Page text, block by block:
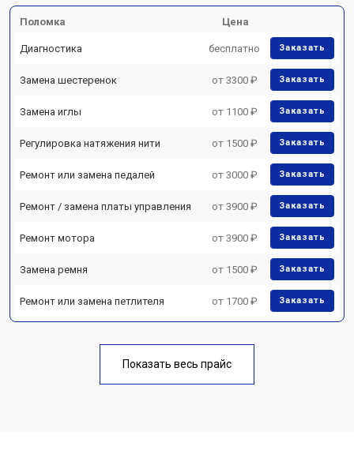
Поломка Цена
Диагностика бесплатно Заказать
Замена шестеренок от 3300 ₽ Заказать
Замена иглы от 1100 ₽ Заказать
Регулировка натяжения нити от 1500 ₽ Заказать
Ремонт или замена педалей от 3000 ₽ Заказать
Ремонт / замена платы управления от 3900 ₽ Заказать
Ремонт мотора от 3900 ₽ Заказать
Замена ремня от 1500 ₽ Заказать
Ремонт или замена петлителя от 1700 ₽ Заказать
Показать весь прайс